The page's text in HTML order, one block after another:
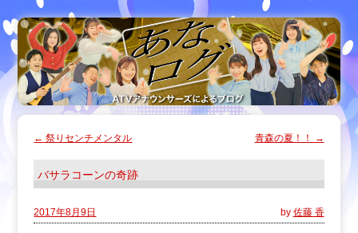
← 祭りセンチメンタル 青森の夏！！ →
バサラコーンの奇跡
2017年8月9日 by 佐藤 香